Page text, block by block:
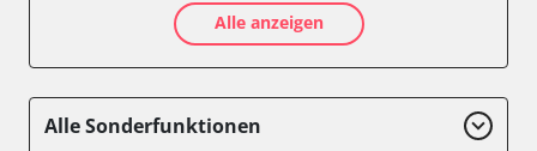
Diesel Additiv-System
Getriebesteuerung
Alle anzeigen
Alle Sonderfunktionen